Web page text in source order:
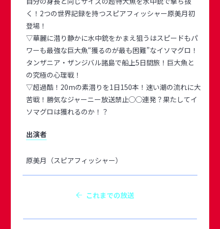
く！2つの世界記録を持つスピアフィッシャー原美月初
登場！
▽華麗に潜り静かに水中銃をかまえ狙うはスピードもパ
ワーも最強な巨大魚“獲るのが最も困難”なイソマグロ！
タンザニア・ザンジバル諸島で船上5日間旅！巨大魚と
の究極の心理戦！
▽超過酷！20mの素潜りを1日150本！速い潮の流れに大
苦戦！勝気なジャーニー放送禁止◯◯連発？果たしてイ
ソマグロは獲れるのか！？
出演者
原美月（スピアフィッシャー）
これまでの放送